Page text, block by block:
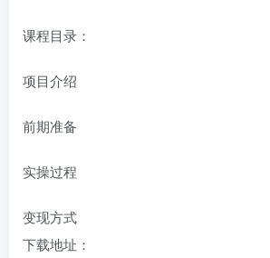
课程目录：
项目介绍
前期准备
实操过程
变现方式
下载地址：